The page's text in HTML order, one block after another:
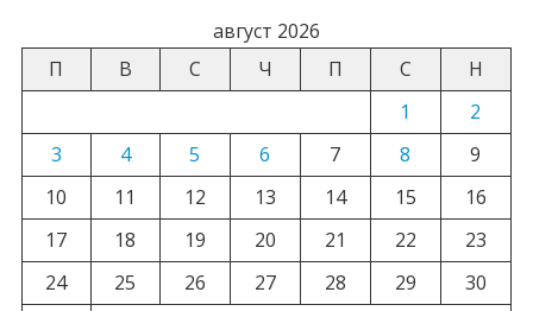
август 2026
П
В С Ч П С
Н
1
2
3
4 5 6 7 8
9
10
11 12 13 14 15
16
17
18 19 20 21 22
23
24
25 26 27 28 29
30